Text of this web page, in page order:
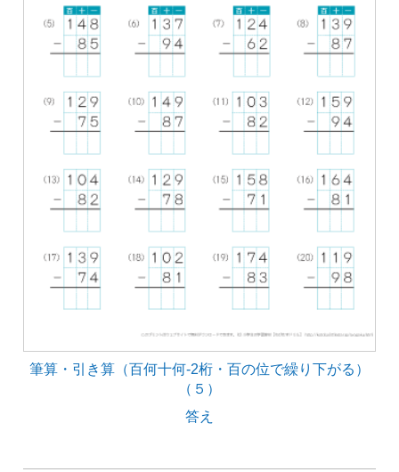
筆算・引き算（百何十何-2桁・百の位で繰り下がる）
（５）
答え